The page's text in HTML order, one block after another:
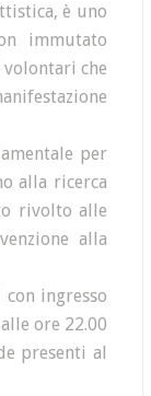
è uno
immutato
volontari che
per
alla ricerca
rivolto alle
alla
ingresso
ore 22.00
presenti al